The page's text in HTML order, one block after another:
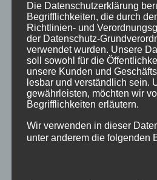
März 2016
Februar 2016
Januar 2016
November 2015
September 2015
August 2015
Juli 2015
Die Datenschutzerklärung
Begrifflichkeiten, die durch
Richtlinien- und
der Datenschutz-
verwendet wurden. Unsere
soll sowohl für die
unsere Kunden und
lesbar und verständlich sein.
gewährleisten, möchten wir
Begrifflichkeiten erläutern.
Wir verwenden in dieser
unter anderem die folgenden